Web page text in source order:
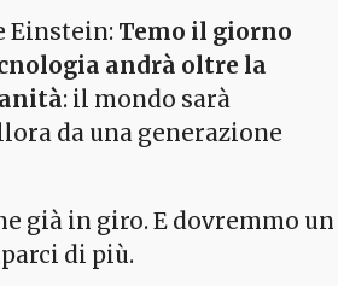
Einstein: Temo il giorno
andrà oltre la
: il mondo sarà
da una generazione
già in giro. E dovremmo un
di più.